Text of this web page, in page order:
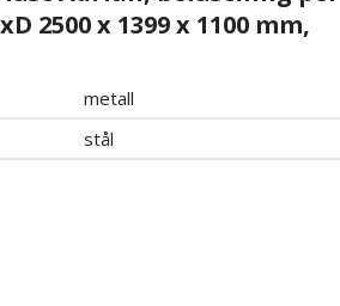
2500 x 1399 x 1100 mm,
metall
stål